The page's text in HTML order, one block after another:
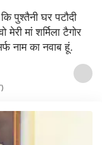
पुश्तैनी घर पटौदी
मां शर्मिला टैगोर
नाम का नवाब हूं.